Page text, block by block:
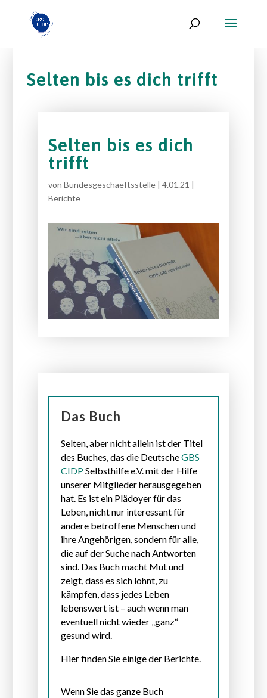
Selten bis es dich trifft
Selten bis es dich
trifft
von Bundesgeschaeftsstelle| 4.01.21 |
Berichte
Das Buch
Selten, aber nicht allein ist der Titel
des Buches, das die DeutscheGBS
CIDPSelbsthilfe e.V. mit der Hilfe
unserer Mitglieder herausgegeben
hat. Es ist ein Plädoyer für das
Leben, nicht nur interessant für
andere betroffene Menschen und
ihre Angehörigen, sondern für alle,
die auf der Suche nach Antworten
sind. Das Buch macht Mut und
zeigt, dass es sich lohnt, zu
kämpfen, dass jedes Leben
lebenswert ist – auch wenn man
eventuell nicht wieder „ganz“
gesund wird.
Hier finden Sie einige der Berichte.
Wenn Sie das ganze Buch